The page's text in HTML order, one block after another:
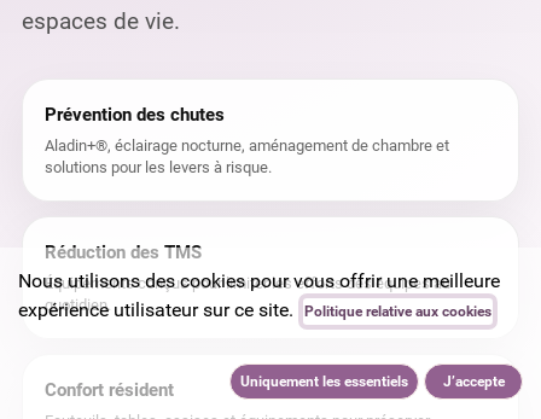
espaces de vie.
Prévention des chutes
Aladin+®, éclairage nocturne, aménagement de chambre et
solutions pour les levers à risque.
Réduction des TMS
Équipements conçus pour limiter les efforts des équipes au
quotidien.
Confort résident
Nous utilisons des cookies pour vous offrir une meilleure
expérience utilisateur sur ce site.
Politique relative aux cookies
Uniquement les essentiels J’accepte